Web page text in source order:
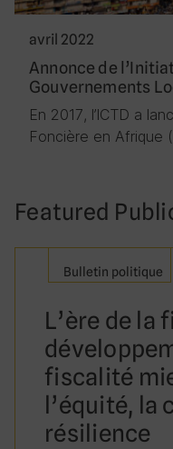
avril 2022
Annonce de
Gouvernements
En 2017, l’ICTD a
Foncière en Afrique
Featured
Bulletin politique
L’ère de la
fiscalité
l’équité, la
résilience